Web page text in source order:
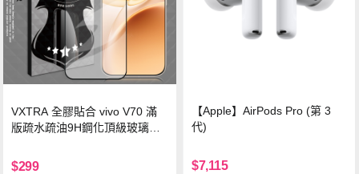
VXTRA 全膠貼合 vivo V70 滿
版疏水疏油9H鋼化頂級玻璃貼
$299
【Apple】AirPods Pro (第 3
代)
$7,115